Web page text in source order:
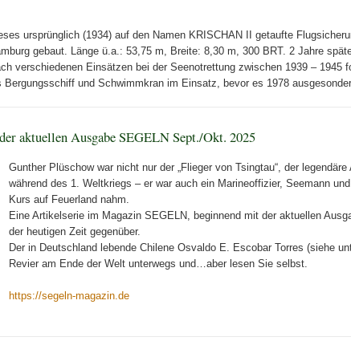
ursprünglich (1934) auf den Namen KRISCHAN II getaufte
gebaut. Länge ü.a.: 53,75 m, Breite: 8,30 m, 300 BRT. 2 Jahre
verschiedenen Einsätzen bei der Seenotrettung zwischen 1939 –
Bergungsschiff und Schwimmkran im Einsatz, bevor es 1978
aktuellen Ausgabe SEGELN Sept./Okt. 2025
Gunther Plüschow war nicht nur der „Flieger von Tsingtau“, der
während des 1. Weltkriegs – er war auch ein Marineoffizier, Seemann
Kurs auf Feuerland nahm.
Eine Artikelserie im Magazin SEGELN, beginnend mit der aktuellen
der heutigen Zeit gegenüber.
Der in Deutschland lebende Chilene Osvaldo E. Escobar Torres (siehe
Revier am Ende der Welt unterwegs und…aber lesen Sie selbst.
https://segeln-magazin.de